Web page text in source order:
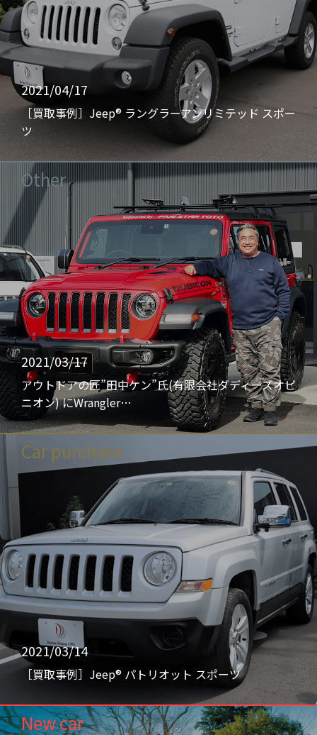
2021/04/17
［買取事例］Jeep® ラングラーアンリミテッド スポー
ツ
Other
2021/03/17
アウトドアの匠”田中ケン”氏(有限会社ダディーズオピ
ニオン) にWrangler…
Car purchase
2021/03/14
［買取事例］Jeep® パトリオット スポーツ
New car